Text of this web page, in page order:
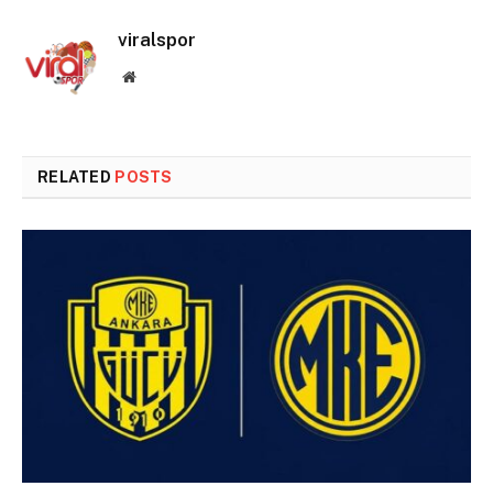
viralspor
Website
RELATED POSTS